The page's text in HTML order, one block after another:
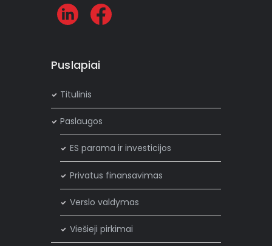
Puslapiai
Titulinis
Paslaugos
ES parama ir investicijos
Privatus finansavimas
Verslo valdymas
Viešieji pirkimai